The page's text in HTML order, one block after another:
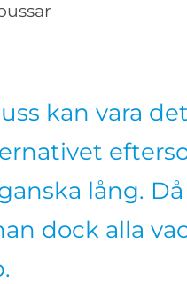
kan vara det
lång. Då
dock alla